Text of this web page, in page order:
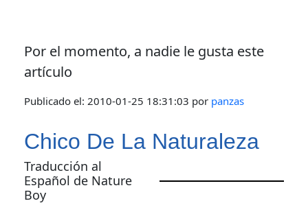
Por el momento, a nadie le gusta este
artículo
Publicado el: 2010-01-25 18:31:03 por panzas
Chico De La Naturaleza
Traducción al
Español de Nature
Boy